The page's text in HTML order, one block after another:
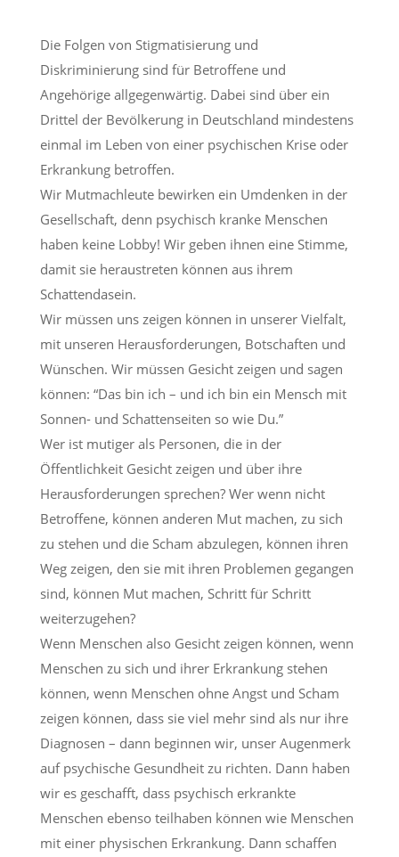
Die Folgen von Stigmatisierung und
Diskriminierung sind für Betroffene und
Angehörige allgegenwärtig. Dabei sind über ein
Drittel der Bevölkerung in Deutschland mindestens
einmal im Leben von einer psychischen Krise oder
Erkrankung betroffen.
Wir Mutmachleute bewirken ein Umdenken in der
Gesellschaft, denn psychisch kranke Menschen
haben keine Lobby! Wir geben ihnen eine Stimme,
damit sie heraustreten können aus ihrem
Schattendasein.
Wir müssen uns zeigen können in unserer Vielfalt,
mit unseren Herausforderungen, Botschaften und
Wünschen. Wir müssen Gesicht zeigen und sagen
können: “Das bin ich – und ich bin ein Mensch mit
Sonnen- und Schattenseiten so wie Du.”
Wer ist mutiger als Personen, die in der
Öffentlichkeit Gesicht zeigen und über ihre
Herausforderungen sprechen? Wer wenn nicht
Betroffene, können anderen Mut machen, zu sich
zu stehen und die Scham abzulegen, können ihren
Weg zeigen, den sie mit ihren Problemen gegangen
sind, können Mut machen, Schritt für Schritt
weiterzugehen?
Wenn Menschen also Gesicht zeigen können, wenn
Menschen zu sich und ihrer Erkrankung stehen
können, wenn Menschen ohne Angst und Scham
zeigen können, dass sie viel mehr sind als nur ihre
Diagnosen – dann beginnen wir, unser Augenmerk
auf psychische Gesundheit zu richten. Dann haben
wir es geschafft, dass psychisch erkrankte
Menschen ebenso teilhaben können wie Menschen
mit einer physischen Erkrankung. Dann schaffen